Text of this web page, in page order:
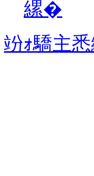
縲�
竕ｫ驕主